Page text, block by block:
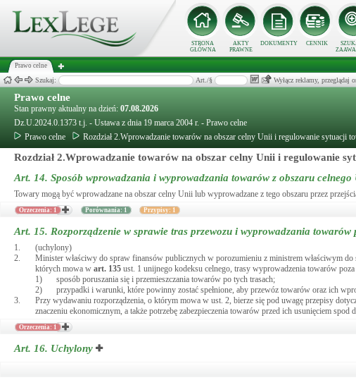
STRONA
GŁÓWNA
AKTY
PRAWNE
DOKUMENTY CENNIK
Prawo celne
Szukaj: Art./§ Wyłącz reklamy, przeglądaj
Prawo celne
Stan prawny aktualny na dzień: 07.08.2026
Dz.U.2024.0.1373 t.j. - Ustawa z dnia 19 marca 2004 r. - Prawo celne
Prawo celne
Rozdział 2.Wprowadzanie towarów na obszar celny Unii i regulowanie sytuacji
Rozdział 2.Wprowadzanie towarów na obszar celny Unii i regulowanie
Art. 14. Sposób wprowadzania i wyprowadzania towarów z obszaru celnego
Towary mogą być wprowadzane na obszar celny Unii lub wyprowadzane z tego obszaru przez
Orzeczenia: 1 Porównania: 1 Przypisy: 1
Art. 15. Rozporządzenie w sprawie tras przewozu i wyprowadzania
1.
(uchylony)
2.
Minister właściwy do spraw finansów publicznych w porozumieniu z ministrem właściwym
których mowa w art. 135 ust. 1 unijnego kodeksu celnego, trasy wyprowadzenia towarów
1)
sposób poruszania się i przemieszczania towarów po tych trasach;
2)
przypadki i warunki, które powinny zostać spełnione, aby przewóz towarów oraz ich
3.
Przy wydawaniu rozporządzenia, o którym mowa w ust. 2, bierze się pod uwagę przepisy
znaczeniu ekonomicznym, a także potrzebę zabezpieczenia towarów przed ich usunięciem spod
Orzeczenia: 1
Art. 16. Uchylony